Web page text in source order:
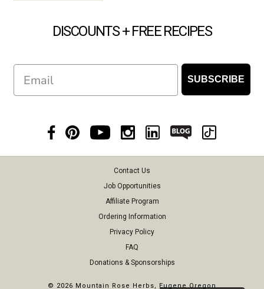
DISCOUNTS + FREE RECIPES
Email SUBSCRIBE
Contact Us
Job Opportunities
Affiliate Program
Ordering Information
Privacy Policy
FAQ
Donations & Sponsorships
© 2026 Mountain Rose Herbs, Eugene Oregon